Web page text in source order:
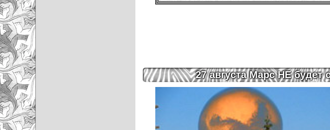
27 августа Марс НЕ будет